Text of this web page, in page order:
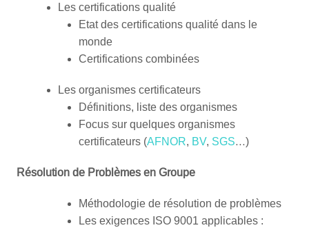
Les certifications qualité
Etat des certifications qualité dans le
monde
Certifications combinées
Les organismes certificateurs
Définitions, liste des organismes
Focus sur quelques organismes
certificateurs (AFNOR, BV, SGS…)
Résolution de Problèmes en Groupe
Méthodologie de résolution de problèmes
Les exigences ISO 9001 applicables :